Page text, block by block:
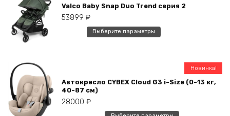
Valco Baby Snap Duo Trend серия 2
53899 ₽
Выберите параметры
Этот
Опции
Новинка!
Автокресло CYBEX Cloud G3 i-Size (0-13 кг,
40-87 см)
28000 ₽